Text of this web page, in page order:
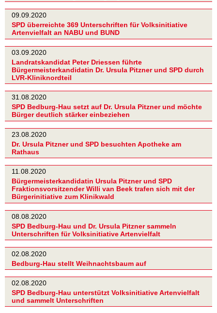
09.09.2020
SPD überreichte 369 Unterschriften für Volksinitiative
Artenvielfalt an NABU und BUND
03.09.2020
Landratskandidat Peter Driessen führte
Bürgermeisterkandidatin Dr. Ursula Pitzner und SPD durch
LVR-Kliniknordteil
31.08.2020
SPD Bedburg-Hau setzt auf Dr. Ursula Pitzner und möchte
Bürger deutlich stärker einbeziehen
23.08.2020
Dr. Ursula Pitzner und SPD besuchten Apotheke am
Rathaus
11.08.2020
Bürgermeisterkandidatin Ursula Pitzner und SPD
Fraktionsvorsitzender Willi van Beek trafen sich mit der
Bürgerinitiative zum Klinikwald
08.08.2020
SPD Bedburg-Hau und Dr. Ursula Pitzner sammeln
Unterschriften für Volksinitiative Artenvielfalt
02.08.2020
Bedburg-Hau stellt Weihnachtsbaum auf
02.08.2020
SPD Bedburg-Hau unterstützt Volksinitiative Artenvielfalt
und sammelt Unterschriften